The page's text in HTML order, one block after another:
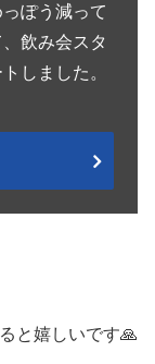
ぽう減って
飲み会スタ
しました。
と嬉しいです🙏